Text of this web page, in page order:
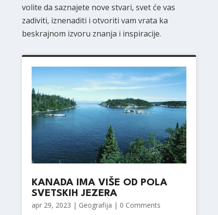
volite da saznajete nove stvari, svet će vas
zadiviti, iznenaditi i otvoriti vam vrata ka
beskrajnom izvoru znanja i inspiracije.
KANADA IMA VIŠE OD POLA
SVETSKIH JEZERA
apr 29, 2023 | Geografija | 0 Comments